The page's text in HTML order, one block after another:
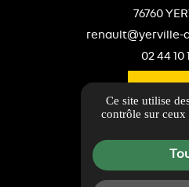
76760
renault@yerville-
02 44 10
Guide
Informations
Ce site utilise
contrôle sur